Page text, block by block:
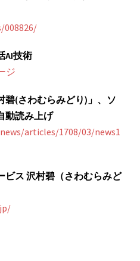
AI技術
ジ
碧(さわむらみどり)」、ソ
動読み上げ
articles/1708/03/news1
ビス 沢村碧（さわむらみど